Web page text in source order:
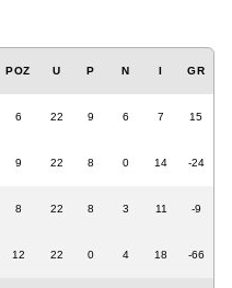
POZ U P N I GR
6 22 9 6 7 15
9 22 8 0 14 -24
8 22 8 3 11 -9
12 22 0 4 18 -66